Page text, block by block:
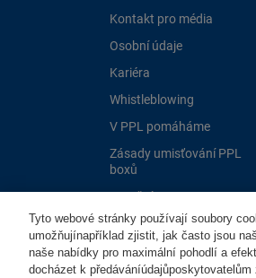
Kontakt pro média
Osobní údaje
Kariéra
Whistleblowing
V PPL pomáháme
Zásady umisťování PPL
boxů
Dotační programy EU
Tyto webové stránky používají soubory
umožňujínapříklad zjistit, jak často jsou
naše nabídky pro maximální pohodlí a
docházet k